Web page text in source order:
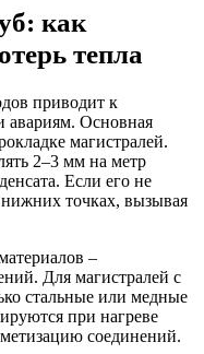
как
тепла
приводит к
авариям. Основная
магистралей.
2–3 мм на метр
Если его не
нижних точках, вызывая
–
Для магистралей с
стальные или медные
при нагреве
соединений.